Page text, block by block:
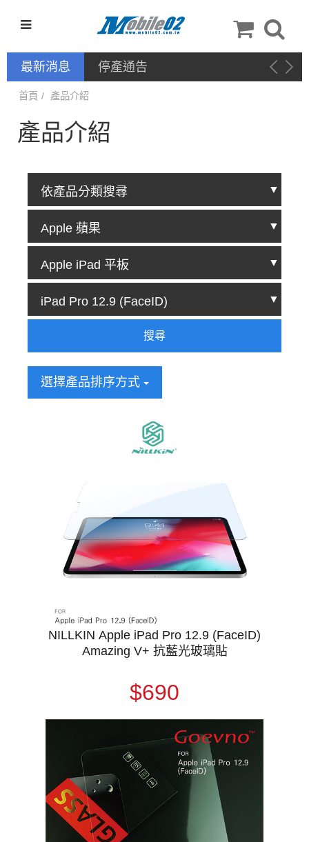
最新消息 停產通告
首頁 產品介紹
產品介紹
搜尋
選擇產品排序方式
NILLKIN Apple iPad Pro 12.9 (FaceID)
Amazing V+ 抗藍光玻璃貼
$690